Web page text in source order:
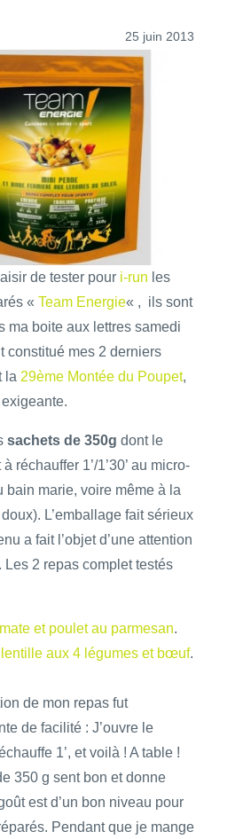
25 juin 2013
de tester pour i-run les
« Team Energie« , ils sont
ma boite aux lettres samedi
constitué mes 2 derniers
la 29ème Montée du Poupet,
sachets de 350g dont le
réchauffer 1’/1’30’ au micro-
bain marie, voire même à la
L’emballage fait sérieux
a fait l’objet d’une attention
Les 2 repas complet testés
et poulet au parmesan.
aux 4 légumes et bœuf.
de mon repas fut
de facilité : J’ouvre le
1’, et voilà ! A table !
350 g sent bon et donne
est d’un bon niveau pour
Pendant que je mange